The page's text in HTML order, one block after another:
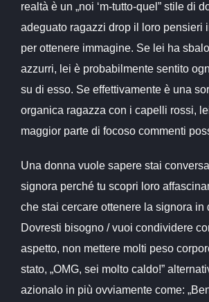
realtà è un „noi ‘m-tutto-quel” stile di
adeguato ragazzi drop il loro pensieri
per ottenere immagine. Se lei ha
azzurri, lei è probabilmente sentito
su di esso. Se effettivamente è una
organica ragazza con i capelli rossi,
maggior parte di focoso commenti
Una donna vuole sapere stai
signora perché tu scopri loro
che stai cercare ottenere la signora in
Dovresti bisogno / vuoi condividere
aspetto, non mettere molti peso
stato, „OMG, sei molto caldo!”
azionalo in più ovviamente come: